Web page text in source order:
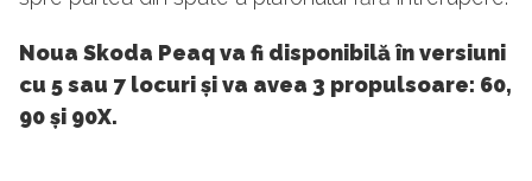
Noua Skoda Peaq va fi disponibilă în versiuni
cu 5 sau 7 locuri și va avea 3 propulsoare: 60,
90 și 90X.